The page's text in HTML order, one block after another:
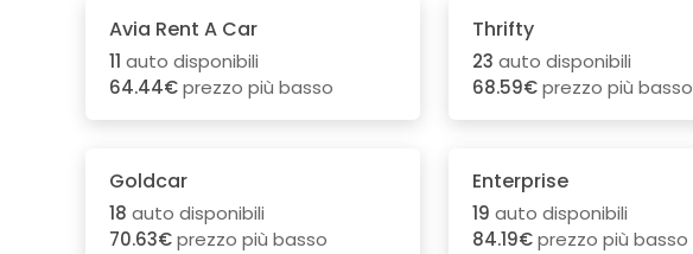
Avia Rent A Car
11 auto disponibili
64.44€prezzo più basso
Thrifty
23 auto disponibili
68.59€prezzo più basso
Goldcar
18 auto disponibili
70.63€prezzo più basso
Enterprise
19 auto disponibili
84.19€prezzo più basso